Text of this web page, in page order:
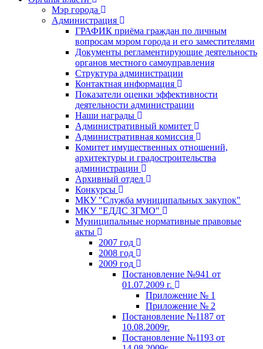
Мэр города
Администрация
ГРАФИК приёма граждан по личным
вопросам мэром города и его заместителями
Документы регламентирующие деятельность
органов местного самоуправления
Структура администрации
Контактная информация
Показатели оценки эффективности
деятельности администрации
Наши награды
Административный комитет
Административная комиссия
Комитет имущественных отношений,
архитектуры и градостроительства
администрации
Архивный отдел
Конкурсы
МКУ "Служба муниципальных закупок"
МКУ "ЕДДС ЗГМО"
Муниципальные нормативные правовые
акты
2007 год
2008 год
2009 год
Постановление №941 от
01.07.2009 г.
Приложение № 1
Приложение № 2
Постановление №1187 от
10.08.2009г.
Постановление №1193 от